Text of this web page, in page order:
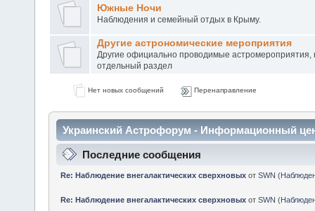
Южные Ночи
Наблюдения и семейный отдых в Крыму.
Другие астрономические мероприятия
Другие официально проводимые
отдельный раздел
Нет новых сообщений Перенаправление
Украинский Астрофорум - Информационный
Последние сообщения
Re: Наблюдение внегалактических сверхновыхот SWN (
Re: Наблюдение внегалактических сверхновыхот SWN (